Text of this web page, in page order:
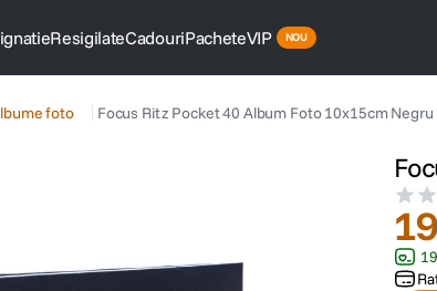
ResigilateCadouriPacheteVIP
foto Focus Ritz Pocket 40 Album Foto 10x15cm Negru
19